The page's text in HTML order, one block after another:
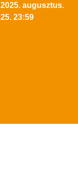
2025. augusztus.
25. 23:59